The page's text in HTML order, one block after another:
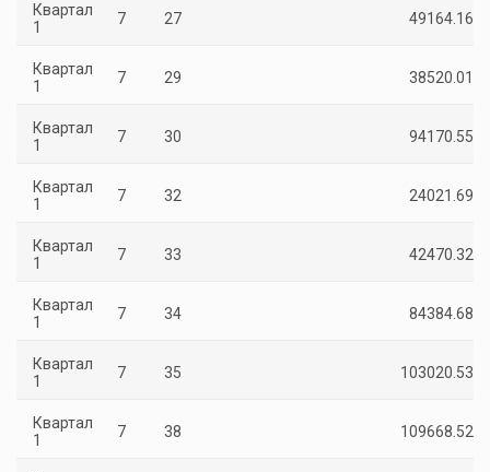
Квартал
1
7 27 49164.16
Квартал
1
7 29 38520.01
Квартал
1
7 30 94170.55
Квартал
1
7 32 24021.69
Квартал
1
7 33 42470.32
Квартал
1
7 34 84384.68
Квартал
1
7 35 103020.53
Квартал
1
7 38 109668.52